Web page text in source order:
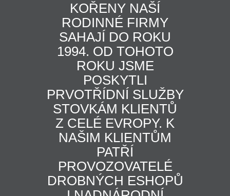
KOŘENY NAŠÍ
RODINNÉ FIRMY
SAHAJÍ DO ROKU
1994. OD TOHOTO
ROKU JSME
POSKYTLI
PRVOTŘÍDNÍ SLUŽBY
STOVKÁM KLIENTŮ
Z CELÉ EVROPY. K
NAŠIM KLIENTŮM
PATŘÍ
PROVOZOVATELÉ
DROBNÝCH ESHOPŮ